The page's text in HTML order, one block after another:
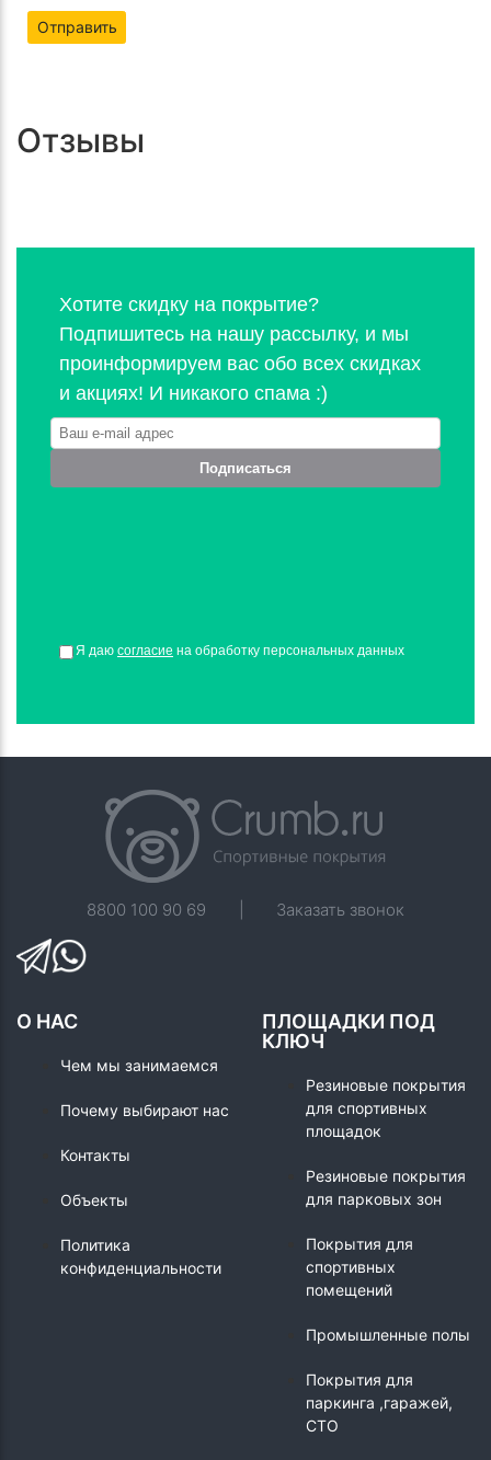
Отправить
Отзывы
Хотите скидку на покрытие?
Подпишитесь на нашу рассылку, и мы
проинформируем вас обо всех скидках
и акциях! И никакого спама :)
Подписаться
Я даю согласие на обработку персональных данных
8800 100 90 69 Заказать звонок
О НАС
Чем мы занимаемся
Почему выбирают нас
Контакты
Объекты
Политика
конфиденциальности
ПЛОЩАДКИ ПОД
КЛЮЧ
Резиновые покрытия
для спортивных
площадок
Резиновые покрытия
для парковых зон
Покрытия для
спортивных
помещений
Промышленные полы
Покрытия для
паркинга ,гаражей,
СТО